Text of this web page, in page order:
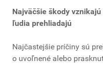
Najväčšie škody
ľudia prehliadajú
Najčastejšie príčiny sú
o uvoľnené alebo